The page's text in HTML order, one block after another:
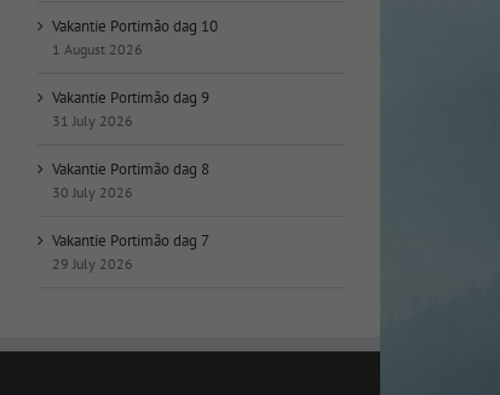
Vakantie Portimão dag 10
1 August 2026
Vakantie Portimão dag 9
31 July 2026
Vakantie Portimão dag 8
30 July 2026
Vakantie Portimão dag 7
29 July 2026